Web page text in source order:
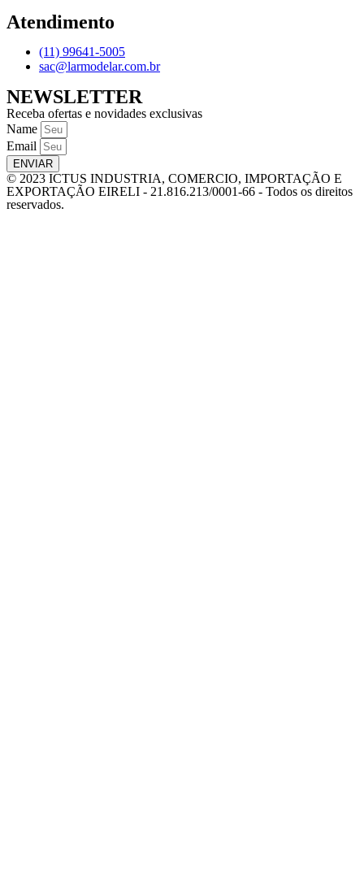
Atendimento
(11) 99641-5005
sac@larmodelar.com.br
NEWSLETTER
Receba ofertas e novidades exclusivas
Name
Email
ENVIAR
© 2023 ICTUS INDUSTRIA, COMERCIO, IMPORTAÇÃO E
EXPORTAÇÃO EIRELI - 21.816.213/0001-66 - Todos os direitos
reservados.